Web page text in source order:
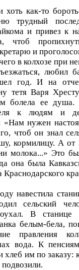
как-то
трудный
и привез к
чтоб
и
в колхозе при
любил
год. И на
тетя Варя
болела ее
к людям и
«Нам нужен
чтоб он знал
кормилицу. А от
молока...» Это
она была
Краснодарского
навестила
сельский
В станице
белым-бела,
правления
вода. К
хлеб им по заказу: